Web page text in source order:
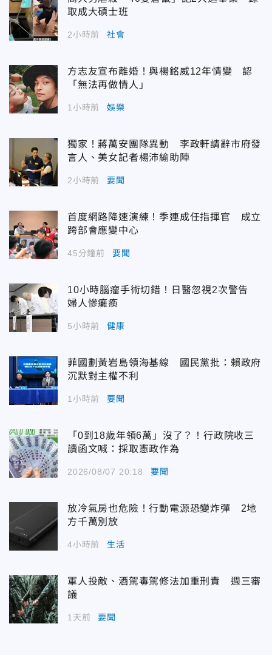
取成大碩士班
2小時前 社會
方志友宣布離婚！與楊銘威12年情變 認
「無法再做情人」
1小時前 娛樂
獨家！蔣萬安團隊異動 李政軒請辭市府發
言人、美女記者楊沛緰助陣
2小時前 要聞
首度網路降速演練！季連成任指揮官 成立
跨部會應變中心
45分鐘前 要聞
10小時腦瘤手術切錯！日醫忽視2次警告
婦人慘癱瘓
5小時前 健康
菲國劃黃岩島領海基線 國民黨批：賴政府
沉默對主權不利
1小時前 要聞
「0到18歲年領6萬」沒了？！行政院收三
讀函文喊：採取憲政作為
2026/08/07 20:18 要聞
放冷氣房也危險！行動電源恐變炸彈 2地
方千萬別放
4小時前 生活
軍人投敵、酒駕毒駕修法加重刑責 週三審
議
1天前 要聞